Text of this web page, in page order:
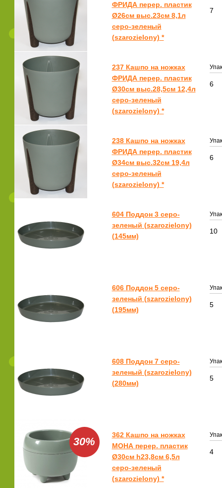
ФРИДА перер. пластик
Ø26см выс.23см 8,1л
серо-зеленый
(szarozielony) *
7
237 Кашпо на ножках
ФРИДА перер. пластик
Ø30см выс.28,5см 12,4л
серо-зеленый
(szarozielony) *
6
238 Кашпо на ножках
ФРИДА перер. пластик
Ø34см выс.32см 19,4л
серо-зеленый
(szarozielony) *
6
604 Поддон 3 серо-
зеленый (szarozielony)
(145мм)
10
606 Поддон 5 серо-
зеленый (szarozielony)
(195мм)
5
608 Поддон 7 серо-
зеленый (szarozielony)
(280мм)
5
30%
362 Кашпо на ножках
МОНА перер. пластик
Ø30см h23,8см 6,5л
серо-зеленый
(szarozielony) *
4